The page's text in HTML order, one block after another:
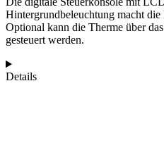
Hintergrundbeleuchtung macht
Optional kann die Therme über
gesteuert werden.
Details